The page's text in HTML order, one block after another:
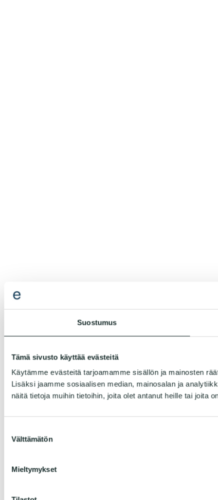
Suostumus
Tämä sivusto käyttää evästeitä
Käytämme evästeitä tarjoamamme sisällön ja mainosten
Lisäksi jaamme sosiaalisen median, mainosalan ja
näitä tietoja muihin tietoihin, joita olet antanut heille tai joita
valinta
Välttämätön
Mieltymykset